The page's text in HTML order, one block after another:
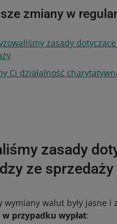
zmiany w
zasady
Ci działalność
zasady
ze sprzedaży
wymiany walut były jasne
w przypadku wypłat: